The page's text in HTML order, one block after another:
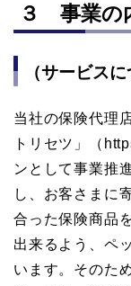
３ 事業の
（サービスに
当社の保険代理
トリセツ」（
ンとして事業推
し、お客さまに
合った保険商品
出来るよう、ペ
います。そのた